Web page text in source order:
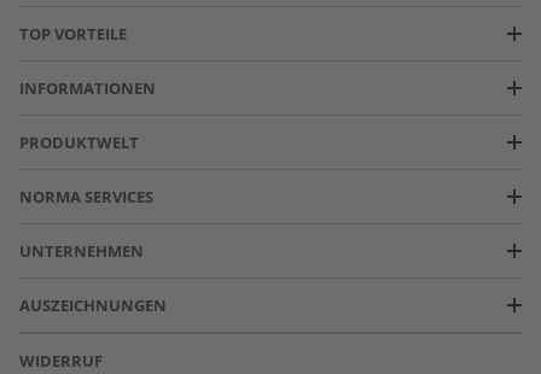
TOP VORTEILE
INFORMATIONEN
PRODUKTWELT
NORMA SERVICES
UNTERNEHMEN
AUSZEICHNUNGEN
WIDERRUF